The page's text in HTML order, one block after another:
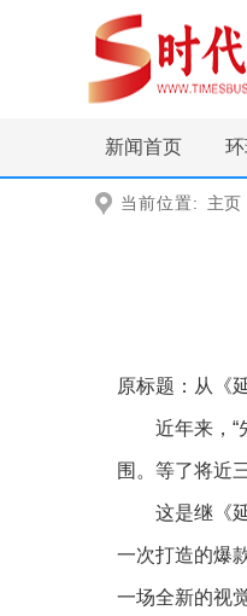
新闻首页
当前位置: 主页
原标题：从《
近年来，“先
围。等了将近
这是继《延
一次打造的爆
一场全新的视